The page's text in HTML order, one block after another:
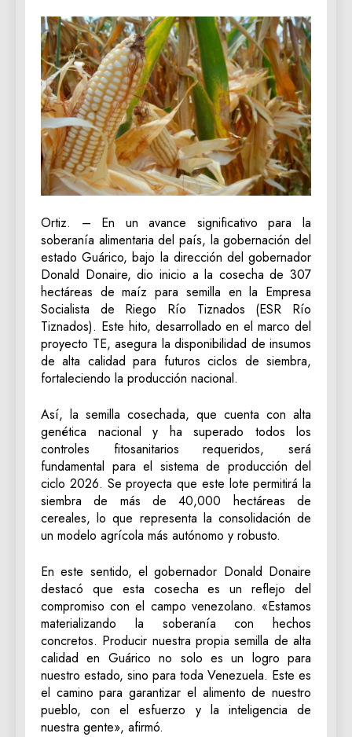
Ortiz. – En un avance significativo para la
soberanía alimentaria del país, la gobernación del
estado Guárico, bajo la dirección del gobernador
Donald Donaire, dio inicio a la cosecha de 307
hectáreas de maíz para semilla en la Empresa
Socialista de Riego Río Tiznados (ESR Río
Tiznados). Este hito, desarrollado en el marco del
proyecto TE, asegura la disponibilidad de insumos
de alta calidad para futuros ciclos de siembra,
fortaleciendo la producción nacional.
‎Así, la semilla cosechada, que cuenta con alta
genética nacional y ha superado todos los
controles fitosanitarios requeridos, será
fundamental para el sistema de producción del
ciclo 2026. Se proyecta que este lote permitirá la
siembra de más de 40,000 hectáreas de
cereales, lo que representa la consolidación de
un modelo agrícola más autónomo y robusto.
‎En este sentido, el gobernador Donald Donaire
destacó que esta cosecha es un reflejo del
compromiso con el campo venezolano. «Estamos
materializando la soberanía con hechos
concretos. Producir nuestra propia semilla de alta
calidad en Guárico no solo es un logro para
nuestro estado, sino para toda Venezuela. Este es
el camino para garantizar el alimento de nuestro
pueblo, con el esfuerzo y la inteligencia de
nuestra gente», afirmó.